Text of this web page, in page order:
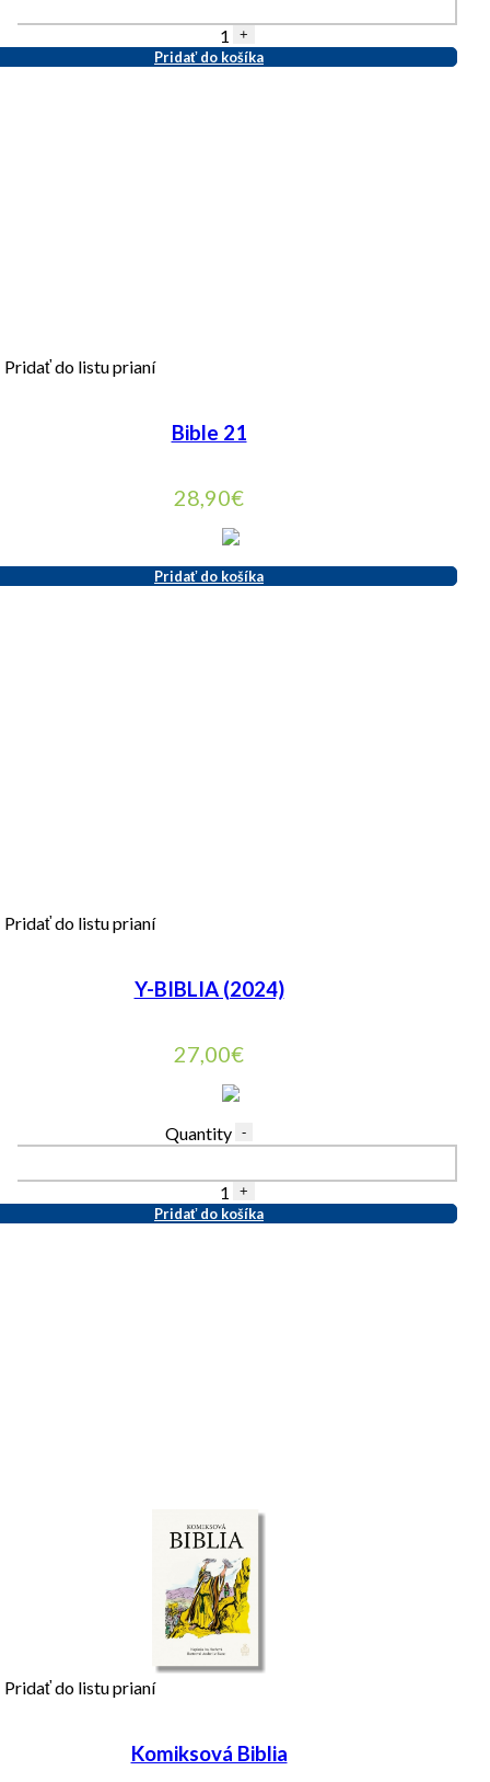
1 +
Pridať do košíka
Pridať do listu prianí
Bible 21
28,90€
Pridať do košíka
Pridať do listu prianí
Y-BIBLIA (2024)
27,00€
Quantity -
1 +
Pridať do košíka
Pridať do listu prianí
Komiksová Biblia